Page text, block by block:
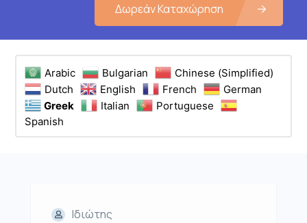
Δωρεάν Καταχώρηση
Arabic Bulgarian
Chinese (Simplified)
Dutch
English French
German
Greek
Italian
Portuguese
Spanish
Ιδιώτης